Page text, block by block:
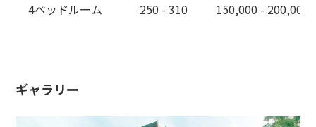
4ベッドルーム
250 - 310 150,000 - 200,000
ギャラリー